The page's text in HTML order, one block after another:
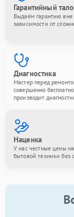
Гарантийный
Выдаём гарантию вне
зависимости от
Диагностика
Мастер перед
совершенно бесплатно
производит
Наценка
У нас честные цены
бытовой техники без